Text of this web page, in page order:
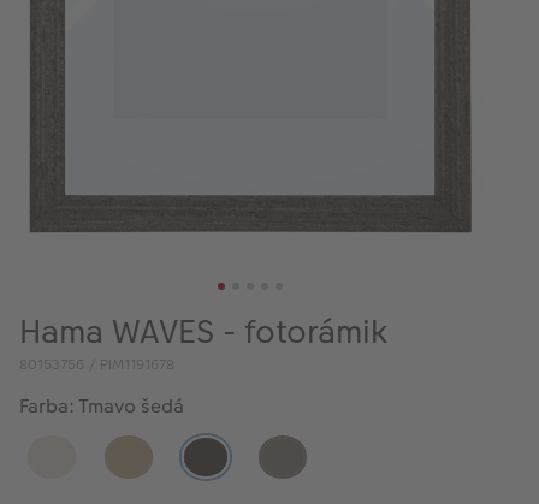
Hama WAVES - fotorámik
80153756 / PIM1191678
Farba: Tmavo šedá